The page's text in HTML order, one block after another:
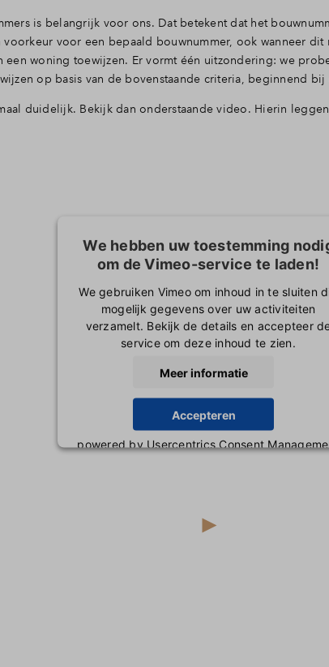
is belangrijk voor ons. Dat betekent dat het
voor een bepaald bouwnummer, ook wanneer dit
een woning toewijzen. Er vormt één uitzondering: we
op basis van de bovenstaande criteria, beginnend bij
duidelijk. Bekijk dan onderstaande video. Hierin
We hebben uw toestemming
om de Vimeo-service te laden!
We gebruiken Vimeo om inhoud in te sluiten
mogelijk gegevens over uw activiteiten
verzamelt. Bekijk de details en accepteer
service om deze inhoud te zien.
Meer informatie
Accepteren
powered byUsercentrics Consent